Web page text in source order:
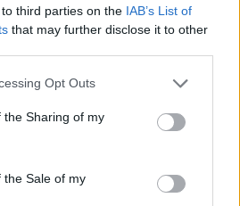
third parties on the IAB’s List of
that may further disclose it to other
Opt Outs
the Sharing of my
the Sale of my
έναν αγαπημένο φίλο ή
(σχεσιακή ευημερία) και
δραστηριότητες